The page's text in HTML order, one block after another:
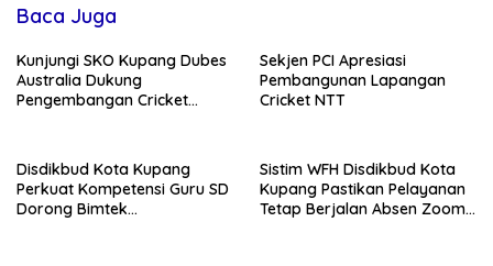
Baca Juga
Kunjungi SKO Kupang Dubes
Australia Dukung
Pengembangan Cricket
Sekjen PCI Apresiasi
Pembangunan Lapangan
Cricket NTT
Disdikbud Kota Kupang
Perkuat Kompetensi Guru SD
Dorong Bimtek
Sistim WFH Disdikbud Kota
Kupang Pastikan Pelayanan
Tetap Berjalan Absen Zoom